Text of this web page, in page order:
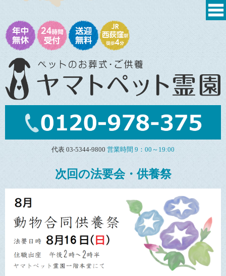
代表 03-5344-9800 営業時間 9：00～19:00
次回の法要会・供養祭